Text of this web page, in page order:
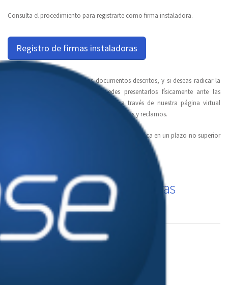
Consulta el procedimiento para registrarte como firma instaladora.
Registro de firmas instaladoras
Una vez tengas a la mano los documentos descritos, y si deseas radicar la
solicitud de manera personal, puedes presentarlos físicamente ante las
oficinas de Llanogas S.A. E.S.P. BIC o a través de nuestra página virtual
www.llanogas.com sección Peticiones, quejas y reclamos.
La respuesta a tu trámite se realizará vía web o física en un plazo no superior
Listado de firmas instaladoras
registradas
Descarga el archivo de firmas instaladoras en PDF